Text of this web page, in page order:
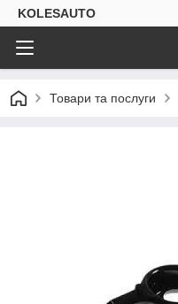
KOLESAUTO
Товари та послуги